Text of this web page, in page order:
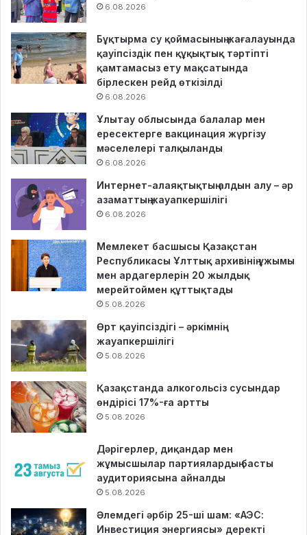
6.08.2026
Бұқтырма су қоймасының жағалауында
қауіпсіздік пен құқықтық тәртіпті
қамтамасыз ету мақсатында
бірлескен рейд өткізілді
6.08.2026
Ұлытау облысында балалар мен
ересектерге вакцинация жүргізу
мәселелері талқыланды
6.08.2026
Интернет-алаяқтықтың алдын алу – әр
азаматтың жауапкершілігі
6.08.2026
Мемлекет басшысы Қазақстан
Республикасы Ұлттық архивінің ұжымы
мен ардагерлерін 20 жылдық
мерейтоймен құттықтады
5.08.2026
Өрт қауіпсіздігі – әркімнің
жауапкершілігі
5.08.2026
Қазақстанда алкогольсіз сусындар
өндірісі 17%-ға артты
5.08.2026
Дәрігерлер, диқандар мен
жұмысшылар партиялардың басты
аудиториясына айналды
5.08.2026
Әлемдегі әрбір 25-ші шам: «АЭС:
Инвестиция энергиясы» деректі